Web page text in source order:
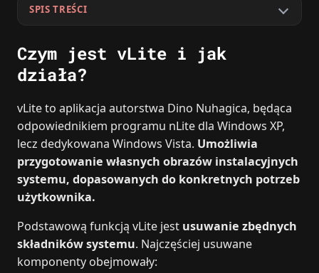
SPIS TREŚCI
Czym jest vLite i jak
działa?
vLite to aplikacja autorstwa Dino Nuhagica, będąca
odpowiednikiem programu nLite dla Windows XP,
lecz dedykowana Windows Vista. Umożliwia
przygotowanie własnych obrazów instalacyjnych
systemu, dopasowanych do konkretnych potrzeb
użytkownika.
Podstawową funkcją vLite jest usuwanie zbędnych
składników systemu. Najczęściej usuwane
komponenty obejmowały: